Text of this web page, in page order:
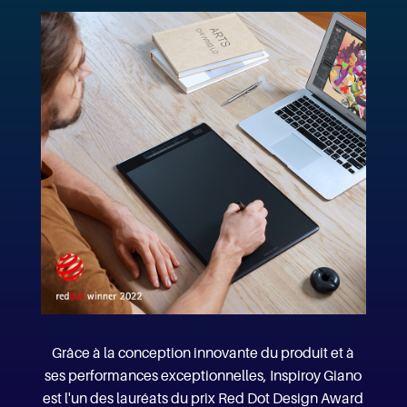
Grâce à la conception innovante du produit et à
ses performances exceptionnelles, Inspiroy Giano
est l'un des lauréats du prix Red Dot Design Award